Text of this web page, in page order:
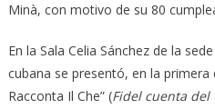
Minà, con motivo de su 80
En la Sala Celia Sánchez de la
cubana se presentó, en la primera
Racconta Il Che” (Fidel cuenta del